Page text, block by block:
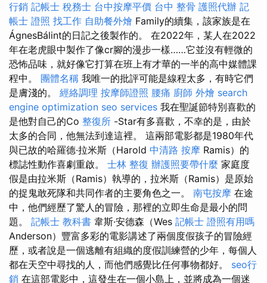
行銷 記帳士 稅務士 台中按摩平價 台中 整骨 護照代辦 記
帳士 證照 找工作 自助餐外燴 Family的續集，該家族是在
ÁgnesBálint的日記之後製作的。 在2022年，某人在2022
年在老虎眼中製作了像cr腳的漫步一樣……它並沒有輕微的
恐怖品味，就好像它打算在班上有才華的一半的高中媒體課
程中。 團體名稱 我唯一的批評可能是線程太多，有時它們
是膚淺的。 經絡調理 按摩師證照 腰痛 廚師 外燴 search
engine optimization seo services 我在聖誕節特別喜歡的
是他對自己的Co 整復所 -Star有多喜歡，不幸的是，由於
太多的合同，他無法到達這裡。 這兩部電影都是1980年代
與已故的哈羅德·拉米斯（Harold 中清路 按摩 Ramis）的
標誌性動作喜劇重啟。 士林 整復 辦護照要帶什麼 家庭度
假是由拉米斯（Ramis）執導的，拉米斯（Ramis）是原始
的捉鬼敢死隊和共同作者的主要角色之一。 南屯按摩 在途
中，他們經歷了驚人的冒險，那裡的立即生命是最小的問
題。 記帳士 教科書 韋斯·安德森（Wes 記帳士 證照有用嗎
Anderson）豐富多彩的電影講述了兩個度假孩子的冒險經
歷，或者說是一個逃離有組織的度假訓練營的少年，每個人
都在天空中尋找的人，而他們感覺比任何事物都好。 seo行
銷 在這部電影中，這發生在一個小島上，並將成為一個迷